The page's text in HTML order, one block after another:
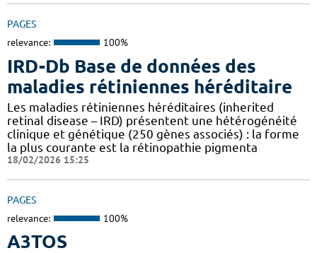
PAGES
relevance: 100%
IRD-Db Base de données des
maladies rétiniennes héréditaire
Les maladies rétiniennes héréditaires (inherited
retinal disease – IRD) présentent une hétérogénéité
clinique et génétique (250 gènes associés) : la forme
la plus courante est la rétinopathie pigmenta
18/02/2026 15:25
PAGES
relevance: 100%
A3TOS